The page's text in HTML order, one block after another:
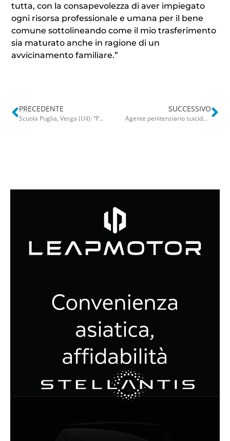
tutta, con la consapevolezza di aver impiegato
ogni risorsa professionale e umana per il bene
comune sottolineando come il mio trasferimento
sia maturato anche in ragione di un
avvicinamento familiare.”
PRECEDENTE
Scuola Puglia, Verga (Uil): “Personale Ata insufficiente ripartire è un’impresa. Subito decreto legge”
SUCCESSIVO
Agente penitenziario suicida, ex detenuto accusa i colleghi. Mamma Rosanna: “Verità più vicina”